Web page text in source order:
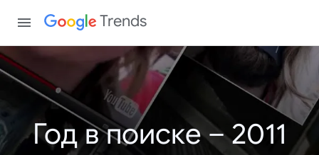
Trends
Год в поиске – 2011